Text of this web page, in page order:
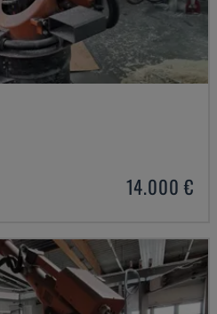
14.000 €